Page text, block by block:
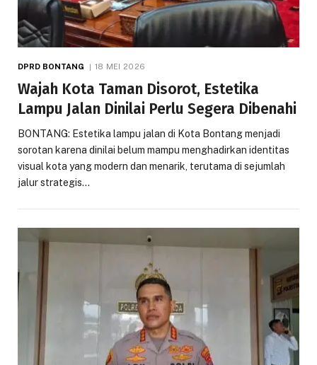
DPRD BONTANG 18 MEI 2026
Wajah Kota Taman Disorot, Estetika
Lampu Jalan Dinilai Perlu Segera Dibenahi
BONTANG: Estetika lampu jalan di Kota Bontang menjadi
sorotan karena dinilai belum mampu menghadirkan identitas
visual kota yang modern dan menarik, terutama di sejumlah
jalur strategis…